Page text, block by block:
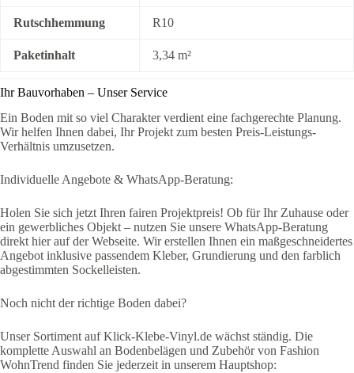
Rutschhemmung R10
Paketinhalt 3,34 m²
Ihr Bauvorhaben – Unser Service
Ein Boden mit so viel Charakter verdient eine fachgerechte Planung.
Wir helfen Ihnen dabei, Ihr Projekt zum besten Preis-Leistungs-
Verhältnis umzusetzen.
Individuelle Angebote & WhatsApp-Beratung:
Holen Sie sich jetzt Ihren fairen Projektpreis! Ob für Ihr Zuhause oder
ein gewerbliches Objekt – nutzen Sie unsere WhatsApp-Beratung
direkt hier auf der Webseite. Wir erstellen Ihnen ein maßgeschneidertes
Angebot inklusive passendem Kleber, Grundierung und den farblich
abgestimmten Sockelleisten.
Noch nicht der richtige Boden dabei?
Unser Sortiment auf Klick-Klebe-Vinyl.de wächst ständig. Die
komplette Auswahl an Bodenbelägen und Zubehör von Fashion
WohnTrend finden Sie jederzeit in unserem Hauptshop: